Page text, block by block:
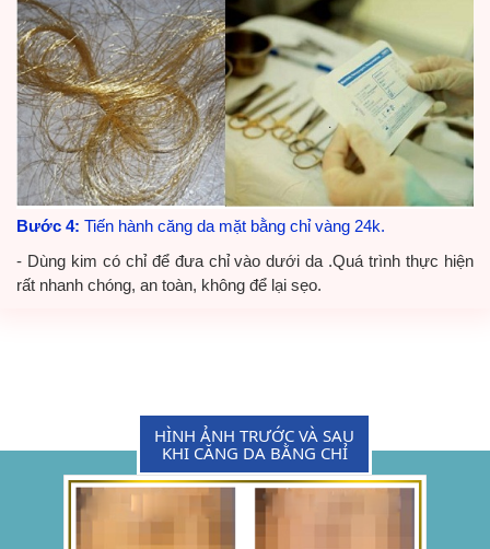
Bước 4: Tiến hành căng da mặt bằng chỉ vàng 24k.
- Dùng kim có chỉ để đưa chỉ vào dưới da .Quá trình thực hiện
rất nhanh chóng, an toàn, không để lại sẹo.
HÌNH ẢNH TRƯỚC VÀ SAU
KHI CĂNG DA BẰNG CHỈ